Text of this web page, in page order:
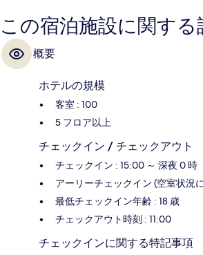
この宿泊施設に関する
概要
ホテルの規模
客室 : 100
5 フロア以上
チェックイン / チェックアウト
チェックイン : 15:00 ～ 深夜 0 時
アーリーチェックイン (空室状況
最低チェックイン年齢 : 18 歳
チェックアウト時刻 : 11:00
チェックインに関する特記事項